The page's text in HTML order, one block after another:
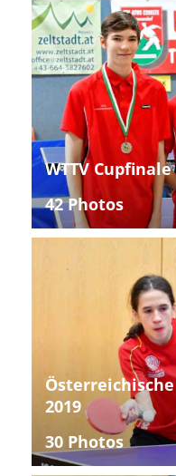
WTTV Cupfinale
42 Photos
2019
30 Photos